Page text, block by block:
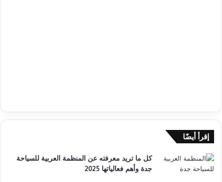
إقرأ أيضًا
كل ما تريد معرفته عن المنظمة العربية للسياحة
جدة وأهم فعالياتها 2025